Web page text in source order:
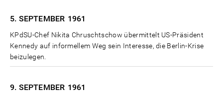
5. SEPTEMBER 1961
KPdSU-Chef Nikita Chruschtschow übermittelt US-Präsident
Kennedy auf informellem Weg sein Interesse, die Berlin-Krise
beizulegen.
9. SEPTEMBER 1961